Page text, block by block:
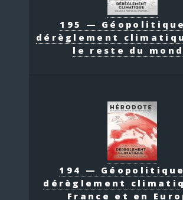
195 —
dérèglement
le reste du
194 —
dérèglement
France et en